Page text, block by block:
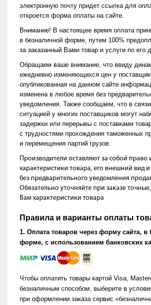
электронную почту придет ссылка для
откроется форма оплаты на сайте.
Внимание! В настоящее время оплата
в безналичной форме, путем 100%
за заказанный Вами товар и услуги по его
Обращаем ваше внимание, что ввиду
ежедневно изменяющихся цен у
опубликованная на данном сайте
изменена в любое время без
уведомления. Также сообщаем, что в
ситуацией у многих поставщиков могут
задержки или перерывы с поставками
с трудностями прохождения таможенных
и перемещения партий грузов.
Производители оставляют за собой право
характеристики товара, его внешний вид
без предварительного уведомления
Обязательно уточняйте при заказе
Вам характеристики товара
Правила и варианты оплаты
1. Оплата товаров через форму сайта, в
форме, с использованием банковских
Чтобы оплатить товары картой Visa,
безналичным способом, выберите в
при оформлении заказа сервис